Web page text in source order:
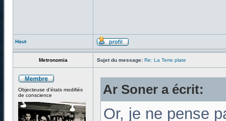
Haut
Metronomia Sujet du message: Re: La Terre plate
Objecteuse d'états modifiés
de conscience
Ar Soner a écrit:
Or, je ne pense